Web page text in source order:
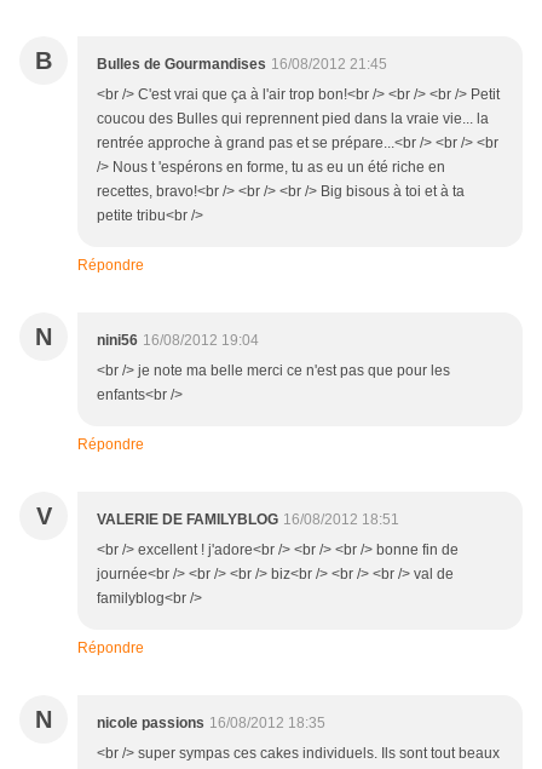
B Bulles de Gourmandises 16/08/2012 21:45
<br /> C'est vrai que ça à l'air trop bon!<br /> <br /> <br /> Petit
coucou des Bulles qui reprennent pied dans la vraie vie... la
rentrée approche à grand pas et se prépare...<br /> <br /> <br
/> Nous t 'espérons en forme, tu as eu un été riche en
recettes, bravo!<br /> <br /> <br /> Big bisous à toi et à ta
petite tribu<br />
Répondre
N nini56 16/08/2012 19:04
<br /> je note ma belle merci ce n'est pas que pour les
enfants<br />
Répondre
V VALERIE DE FAMILYBLOG 16/08/2012 18:51
<br /> excellent ! j'adore<br /> <br /> <br /> bonne fin de
journée<br /> <br /> <br /> biz<br /> <br /> <br /> val de
familyblog<br />
Répondre
N nicole passions 16/08/2012 18:35
<br /> super sympas ces cakes individuels. Ils sont tout beaux